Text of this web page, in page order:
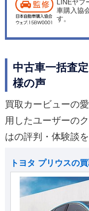
LINEヤフ
車購入協
す。
中古車一括査
様の声
買取カービューの
用したユーザーの
はの評判・体験談
トヨタ プリウスの